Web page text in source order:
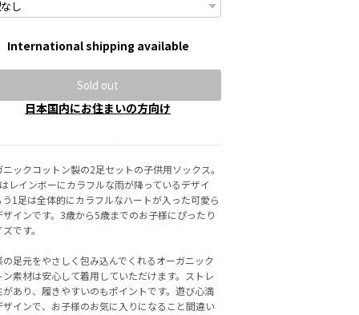
International shipping available
Sold out
日本国内にお住まいの方向け
ニックコットン製の2足セットの子供用ソックス。
レインボーにカラフルな雨が降っているデザイ
う1足は全体的にカラフルなハートが入った可愛ら
ザインです。3歳から5歳までのお子様にぴったり
です。
の足元をやさしく包み込んでくれるオーガニック
ン素材は安心して着用していただけます。ストレ
があり、履きやすいのもポイントです。遊び心満
ザインで、お子様のお気に入りになること間違い